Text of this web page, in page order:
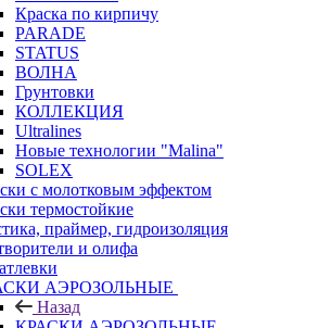
Краска по кирпичу
PARADE
STATUS
ВОЛНА
Грунтовки
КОЛЛЕКЦИЯ
Ultralines
Новые технологии "Malina"
SOLEX
с молотковым эффектом
термостойкие
праймер, гидроизоляция
и олифа
АЭРОЗОЛЬНЫЕ
Назад